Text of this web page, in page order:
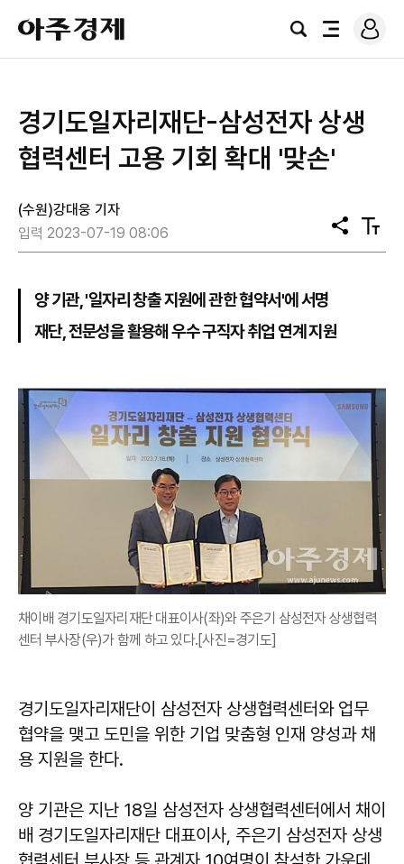
아
주
경
검
전
로
그
경기도일자리재단-삼성전자 상생
협력센터 고용 기회 확대 '맞손'
(수원)강대웅 기자
입력 2023-07-19 08:06
공
유
텍
스
양 기관, '일자리 창출 지원에 관한 협약서'에 서명
재단, 전문성을 활용해 우수 구직자 취업 연계 지원
채이배 경기도일자리재단 대표이사(좌)와 주은기 삼성전자 상생협력
센터 부사장(우)가 함께 하고 있다.[사진=경기도]
경기도일자리재단이 삼성전자 상생협력센터와 업무
협약을 맺고 도민을 위한 기업 맞춤형 인재 양성과 채
용 지원을 한다.
양 기관은 지난 18일 삼성전자 상생협력센터에서 채이
배 경기도일자리재단 대표이사, 주은기 삼성전자 상생